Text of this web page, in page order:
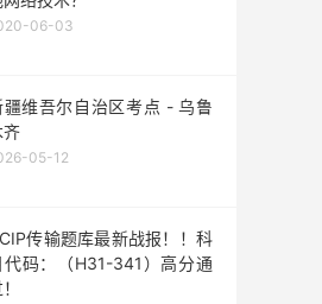
06-03
疆维吾尔自治区考点 - 乌鲁
齐
05-12
传输题库最新战报！！科
代码：（H31-341）高分通